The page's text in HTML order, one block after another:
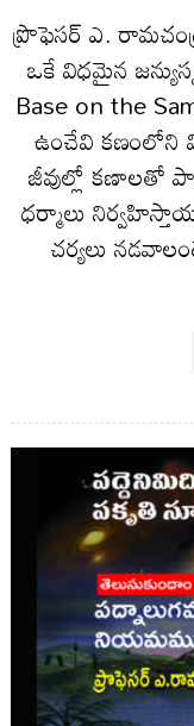
ప్రొఫెసర్ ఎ.
ఒకే విధమైన
Base on the
ఉంచేవి కణంలోని
జీవుల్లో కణాలతో
ధర్మాలు
చర్యలు